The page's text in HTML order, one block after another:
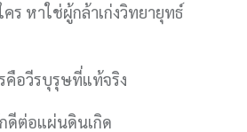
ร หาใช่ผู้กล้าเก่งวิทยายุทธ์
คือวีรบุรุษที่แท้จริง
ดีต่อแผ่นดินเกิด